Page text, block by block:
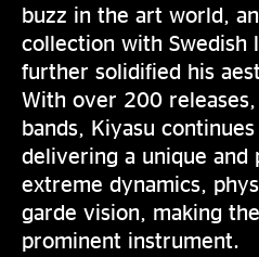
buzz in the art world,
collection with Swedish
further solidified his
With over 200
bands, Kiyasu
delivering a unique and
extreme dynamics,
garde vision, making
prominent instrument.